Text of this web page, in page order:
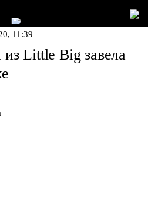
11:39
Little Big завела